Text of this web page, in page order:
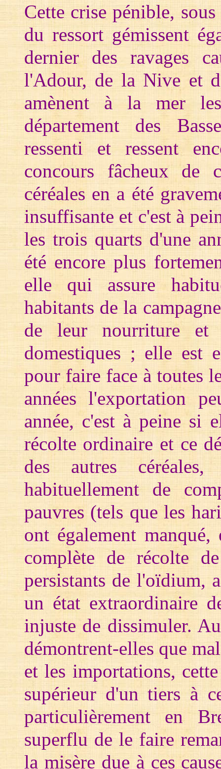
Cette crise pénible,
du ressort gémissent
dernier des ravages
l'Adour, de la Nive et
amènent à la mer
département des
ressenti et ressent
concours fâcheux de
céréales en a été
insuffisante et c'est à
les trois quarts d'une
été encore plus
elle qui assure
habitants de la
de leur nourriture et
domestiques ; elle est
pour faire face à toutes
années l'exportation
année, c'est à peine si
récolte ordinaire et ce
des autres
habituellement de
pauvres (tels que les
ont également manqué,
complète de récolte
persistants de l'oïdium,
un état extraordinaire
injuste de dissimuler.
démontrent-elles que
et les importations,
supérieur d'un tiers à
particulièrement en
superflu de le faire
la misère due à ces